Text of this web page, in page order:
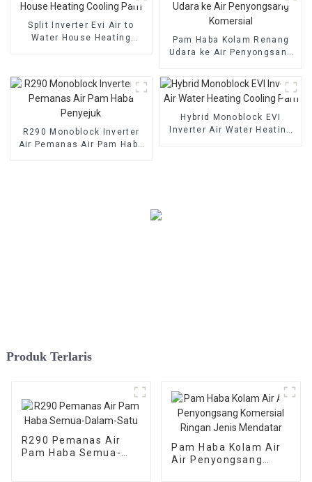
Split Inverter Evi Air to
Water House Heating
Pam Haba Kolam Renang
Udara ke Air Penyongsang
R290 Monoblock Inverter
Air Pemanas Air Pam Haba
Hybrid Monoblock EVI
Inverter Air Water Heating
Produk Terlaris
R290 Pemanas Air
Pam Haba Semua-
Pam Haba Kolam Air
Air Penyongsang